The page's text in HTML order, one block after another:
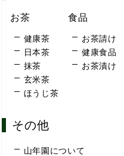
お茶
健康茶
日本茶
抹茶
玄米茶
ほうじ茶
食品
お茶請け
健康食品
お茶漬け
その他
山年園について